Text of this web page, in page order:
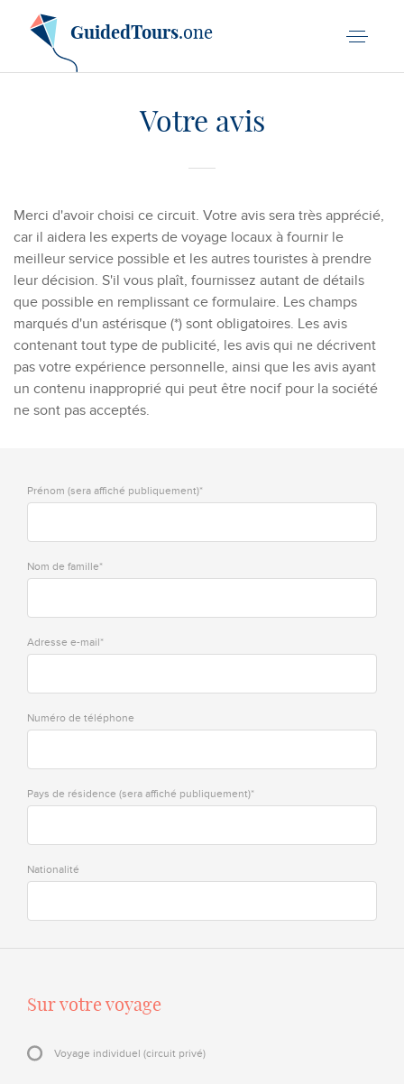
GuidedTours.one
Votre avis
Merci d'avoir choisi ce circuit. Votre avis sera très apprécié,
car il aidera les experts de voyage locaux à fournir le
meilleur service possible et les autres touristes à prendre
leur décision. S'il vous plaît, fournissez autant de détails
que possible en remplissant ce formulaire. Les champs
marqués d'un astérisque (*) sont obligatoires. Les avis
contenant tout type de publicité, les avis qui ne décrivent
pas votre expérience personnelle, ainsi que les avis ayant
un contenu inapproprié qui peut être nocif pour la société
ne sont pas acceptés.
Prénom (sera affiché publiquement)*
Nom de famille*
Adresse e-mail*
Numéro de téléphone
Pays de résidence (sera affiché publiquement)*
Nationalité
Sur votre voyage
Voyage individuel (circuit privé)